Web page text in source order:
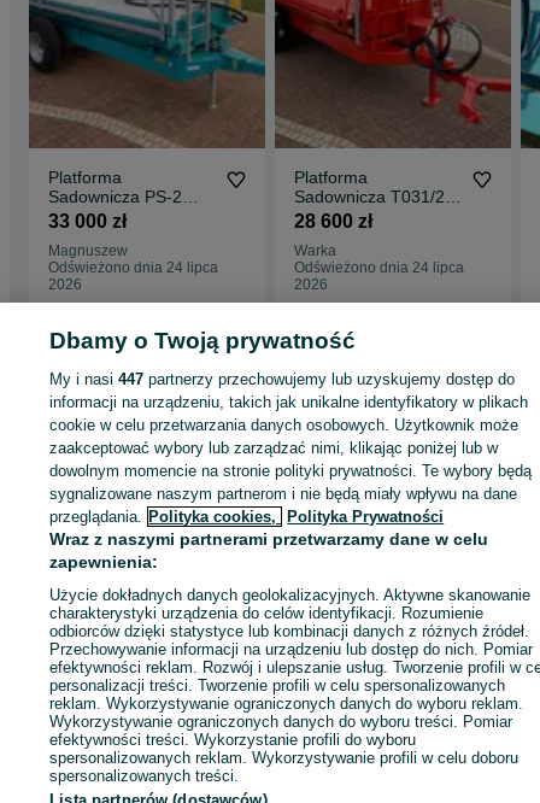
Platforma
Sadownicza PS-2
rozdzielacz
33 000 zł
Magnuszew
Odświeżono dnia 24 lipca
2026
Platforma
Sadownicza T031/2
Lisicki rozdzielacz 2-
28 600 zł
Warka
Odświeżono dnia 24 lipca
2026
Strona główna Rolnictwo Maszyny rolnicze
Pozostałe maszyny rolnicze
Pozostałe maszyny rolnicze - Łódzkie
Pozostałe maszyny rolnicze -
KATEGORIA
ID:678361449 Wyświetlenia:
Zadzwoń / SMS Wyślij wiadomość
Dbamy o Twoją prywatność
My i nasi447 partnerzy przechowujemy lub uzyskujemy dostęp do
informacji na urządzeniu, takich jak unikalne identyfikatory w plikach
cookie w celu przetwarzania danych osobowych. Użytkownik może
zaakceptować wybory lub zarządzać nimi, klikając poniżej lub w
dowolnym momencie na stronie polityki prywatności. Te wybory będą
sygnalizowane naszym partnerom i nie będą miały wpływu na dane
przeglądania. Polityka cookies, Polityka Prywatności
Wraz z naszymi partnerami przetwarzamy dane w celu
zapewnienia:
Użycie dokładnych danych geolokalizacyjnych. Aktywne skanowanie
charakterystyki urządzenia do celów identyfikacji. Rozumienie
odbiorców dzięki statystyce lub kombinacji danych z różnych źródeł.
Przechowywanie informacji na urządzeniu lub dostęp do nich. Pomiar
efektywności reklam. Rozwój i ulepszanie usług. Tworzenie profili w
personalizacji treści. Tworzenie profili w celu spersonalizowanych
reklam. Wykorzystywanie ograniczonych danych do wyboru reklam.
Wykorzystywanie ograniczonych danych do wyboru treści. Pomiar
efektywności treści. Wykorzystanie profili do wyboru
spersonalizowanych reklam. Wykorzystywanie profili w celu doboru
spersonalizowanych treści.